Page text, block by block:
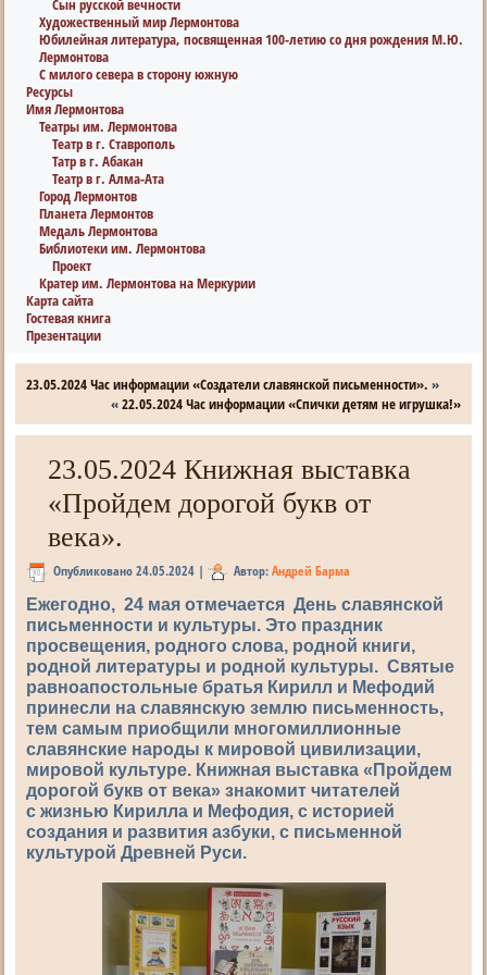
Сын русской вечности
Художественный мир Лермонтова
Юбилейная литература, посвященная 100-летию со дня рождения М.Ю.
Лермонтова
С милого севера в сторону южную
Ресурсы
Имя Лермонтова
Театры им. Лермонтова
Театр в г. Ставрополь
Татр в г. Абакан
Театр в г. Алма-Ата
Город Лермонтов
Планета Лермонтов
Медаль Лермонтова
Библиотеки им. Лермонтова
Проект
Кратер им. Лермонтова на Меркурии
Карта сайта
Гостевая книга
Презентации
23.05.2024 Час информации «Создатели славянской письменности». »
«22.05.2024 Час информации «Спички детям не игрушка!»
23.05.2024 Книжная выставка
«Пройдем дорогой букв от
века».
Опубликовано 24.05.2024 | Автор: Андрей Барма
Ежегодно, 24 мая отмечается День славянской
письменности и культуры. Это праздник
просвещения, родного слова, родной книги,
родной литературы и родной культуры. Святые
равноапостольные братья Кирилл и Мефодий
принесли на славянскую землю письменность,
тем самым приобщили многомиллионные
славянские народы к мировой цивилизации,
мировой культуре. Книжная выставка «Пройдем
дорогой букв от века» знакомит читателей
с жизнью Кирилла и Мефодия, с историей
создания и развития азбуки, с письменной
культурой Древней Руси.